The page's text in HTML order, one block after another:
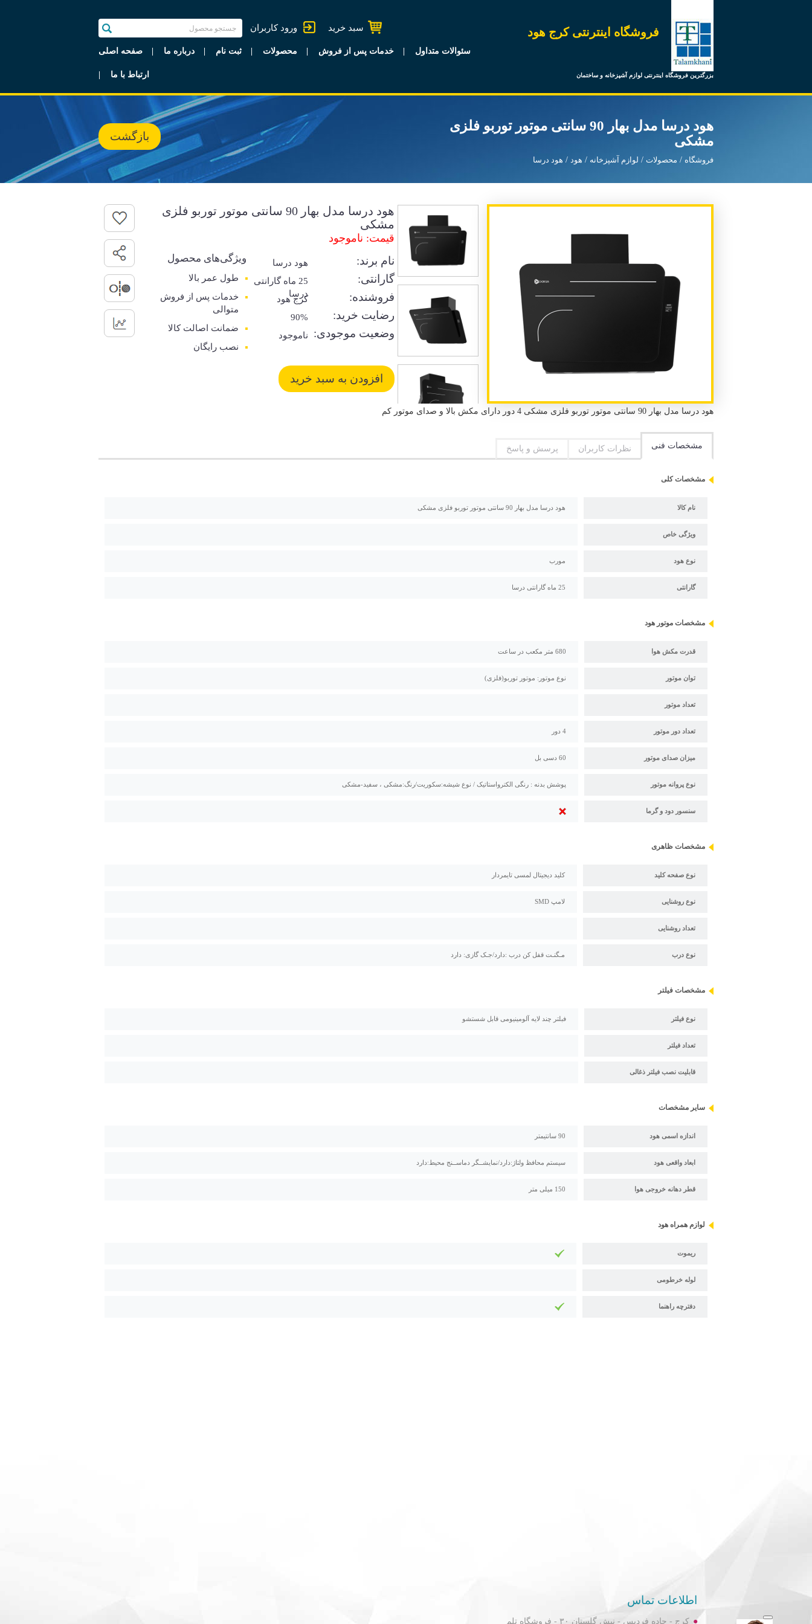
فروشگاه اینترنتی کرج هود
بزرگترین فروشگاه اینترنتی لوازم آشپزخانه و ساختمان
ورود کاربران سبد خرید
صفحه اصلی درباره ما ثبت نام محصولات خدمات پس از فروش سئوالات متداول
ارتباط با ما
هود درسا مدل بهار 90 سانتی موتور توربو فلزی
مشکی
فروشگاه محصولات لوازم آشپزخانه هود هود درسا
بازگشت
هود درسا مدل بهار 90 سانتی موتور توربو فلزی
مشکی
قیمت: ناموجود
نام برند: هود درسا
گارانتی:
25 ماه گارانتی
درسا
فروشنده: کرج هود
رضایت خرید: 90%
وضعیت موجودی: ناموجود
ویژگی‌های محصول
طول عمر بالا
خدمات پس از فروش
متوالی
ضمانت اصالت کالا
نصب رایگان
هود درسا مدل بهار 90 سانتی موتور توربو فلزی مشکی 4 دور دارای مکش بالا و صدای موتور کم
مشخصات فنی نظرات کاربران پرسش و پاسخ
مشخصات کلی
نام کالا هود درسا مدل بهار 90 سانتی موتور توربو فلزی مشکی
ویژگی خاص
نوع هود مورب
گارانتی 25 ماه گارانتی درسا
مشخصات موتور هود
قدرت مکش هوا 680 متر مکعب در ساعت
توان موتور نوع موتور: موتور توربو(فلزی)
تعداد موتور
تعداد دور موتور 4 دور
میزان صدای موتور 60 دسی بل
نوع پروانه موتور پوشش بدنه : رنگی الکترواستاتیک / نوع شیشه:سکوریت/رنگ:مشکی ، سفید-مشکی
سنسور دود و گرما
مشخصات ظاهری
نوع صفحه کلید کلید دیجیتال لمسی تایمردار
نوع روشنایی لامپ SMD
تعداد روشنایی
نوع درب مـگنـت قفل کن درب :دارد/جـک گازی: دارد
مشخصات فیلتر
نوع فیلتر فبلتر چند لایه آلومینیومی قابل شستشو
تعداد فیلتر
قابلیت نصب فیلتر ذغالی
سایر مشخصات
اندازه اسمی هود 90 سانتیمتر
ابعاد واقعی هود سیستم محافظ ولتاژ:دارد/نمایشــگر دماســنج محیط:دارد
قطر دهانه خروجی هوا 150 میلی متر
لوازم همراه هود
ریموت
لوله خرطومی
دفترچه راهنما
اطلاعات تماس
کرج - جاده فردیس - نبش گلستان ۳۰ - فروشگاه تلم